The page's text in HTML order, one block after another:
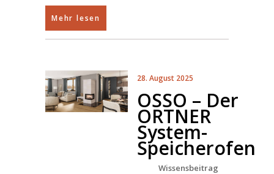
Mehr lesen
28. August 2025
OSSO – Der
ORTNER
System-
Speicherofen
Wissensbeitrag